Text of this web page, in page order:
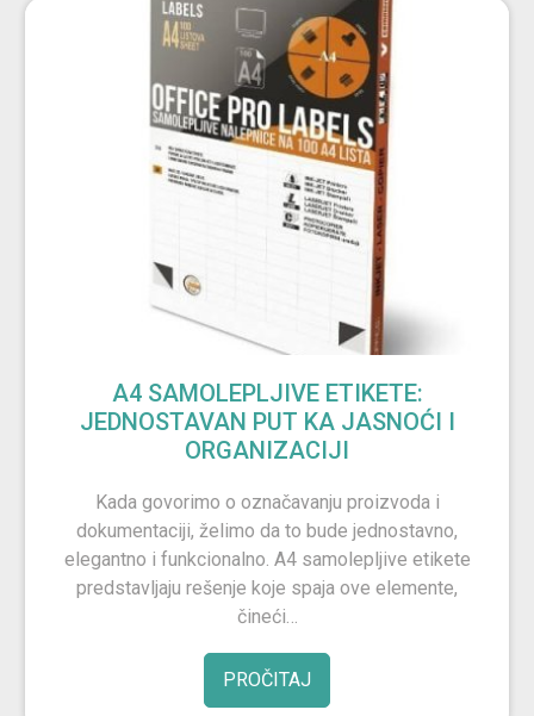
A4 SAMOLEPLJIVE ETIKETE:
JEDNOSTAVAN PUT KA JASNOĆI I
ORGANIZACIJI
Kada govorimo o označavanju proizvoda i
dokumentaciji, želimo da to bude jednostavno,
elegantno i funkcionalno. A4 samolepljive etikete
predstavljaju rešenje koje spaja ove elemente,
čineći…
PROČITAJ